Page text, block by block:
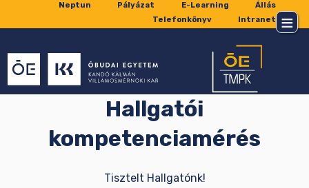
Neptun Pályázat E-Learning
Állás
Telefonkönyv
Intranet
Hallgatói
kompetenciamérés
Tisztelt Hallgatónk!